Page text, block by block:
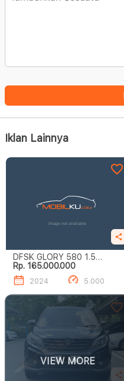
Iklan Lainnya
DFSK GLORY 580 1.5
TURBO LUXURY
Rp. 165.000.000
2024 5.000
VIEW MORE